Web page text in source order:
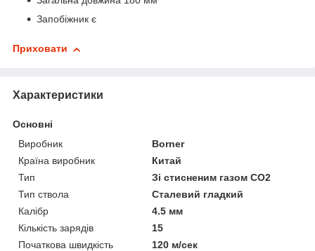
Запобіжник є
Приховати
Характеристики
Основні
Виробник
Borner
Країна виробник
Китай
Тип
Зі стисненим газом СО2
Тип ствола
Сталевий гладкий
Калібр
4.5 мм
Кількість зарядів
15
Початкова швидкість
120 м/сек